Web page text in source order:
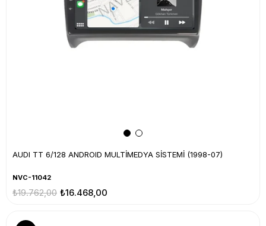
AUDI TT 6/128 ANDROID MULTİMEDYA SİSTEMİ (1998-07)
NVC-11042
₺16.468,00
₺19.762,00